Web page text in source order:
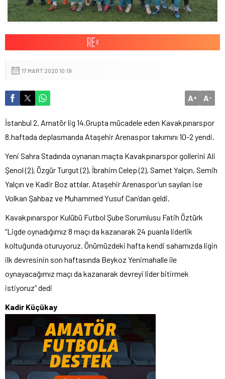
17 MART 2020 10:19
A+ A-
İstanbul 2. Amatör lig 14.Grupta mücadele eden Kavakpınarspor
8.haftada deplasmanda Ataşehir Arenaspor takımını 10-2 yendi.
Yeni Sahra Stadında oynanan maçta Kavakpınarspor gollerini Ali
Şenol (2), Özgür Turgut (2), İbrahim Celep (2), Samet Yalçın, Semih
Yalçın ve Kadir Boz attılar. Ataşehir Arenaspor’un sayıları ise
Volkan Şahbaz ve Muhammed Yusuf Can’dan geldi.
Kavakpınarspor Kulübü Futbol Şube Sorumlusu Fatih Öztürk
“Ligde oynadığımız 8 maçı da kazanarak 24 puanla liderlik
koltuğunda oturuyoruz. Önümüzdeki hafta kendi sahamızda ligin
ilk devresinin son haftasında Beykoz Yenimahalle ile
oynayacağımız maçı da kazanarak devreyi lider bitirmek
istiyoruz” dedi
Kadir Küçükay